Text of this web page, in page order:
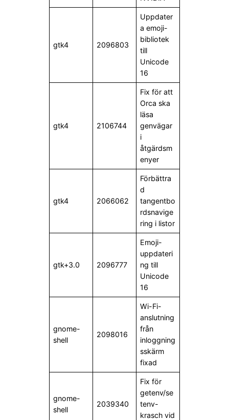
gtk4 2096803
Uppdater
a emoji-
bibliotek
till
Unicode
16
gtk4 2106744
Fix för att
Orca ska
läsa
genvägar
i
åtgärdsm
enyer
gtk4 2066062
Förbättra
d
tangentbo
rdsnavige
ring i listor
gtk+3.0 2096777
Emoji-
uppdateri
ng till
Unicode
16
gnome-
shell
2098016
Wi-Fi-
anslutning
från
inloggning
sskärm
fixad
gnome-
shell
2039340
Fix för
getenv/se
tenv-
krasch vid